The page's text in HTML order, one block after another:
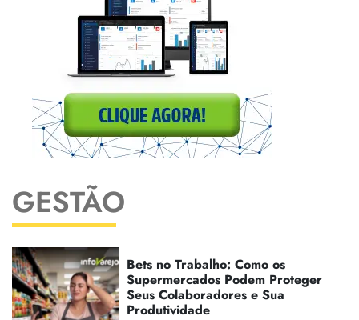
GESTÃO
Bets no Trabalho: Como os
Supermercados Podem Proteger
Seus Colaboradores e Sua
Produtividade